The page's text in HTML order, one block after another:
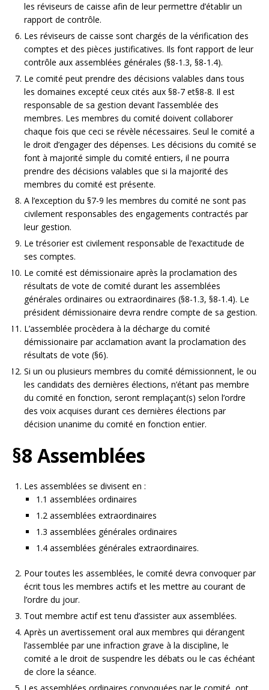
les réviseurs de caisse afin de leur permettre d’établir un
rapport de contrôle.
Les réviseurs de caisse sont chargés de la vérification des
comptes et des pièces justificatives. Ils font rapport de leur
contrôle aux assemblées générales (§8-1.3, §8-1.4).
Le comité peut prendre des décisions valables dans tous
les domaines excepté ceux cités aux §8-7 et§8-8. Il est
responsable de sa gestion devant l’assemblée des
membres. Les membres du comité doivent collaborer
chaque fois que ceci se révèle nécessaires. Seul le comité a
le droit d’engager des dépenses. Les décisions du comité se
font à majorité simple du comité entiers, il ne pourra
prendre des décisions valables que si la majorité des
membres du comité est présente.
A l’exception du §7-9 les membres du comité ne sont pas
civilement responsables des engagements contractés par
leur gestion.
Le trésorier est civilement responsable de l’exactitude de
ses comptes.
Le comité est démissionaire après la proclamation des
résultats de vote de comité durant les assemblées
générales ordinaires ou extraordinaires (§8-1.3, §8-1.4). Le
président démissionaire devra rendre compte de sa gestion.
L’assemblée procèdera à la décharge du comité
démissionaire par acclamation avant la proclamation des
résultats de vote (§6).
Si un ou plusieurs membres du comité démissionnent, le ou
les candidats des dernières élections, n’étant pas membre
du comité en fonction, seront remplaçant(s) selon l’ordre
des voix acquises durant ces dernières élections par
décision unanime du comité en fonction entier.
§8 Assemblées
Les assemblées se divisent en :
1.1 assemblées ordinaires
1.2 assemblées extraordinaires
1.3 assemblées générales ordinaires
1.4 assemblées générales extraordinaires.
Pour toutes les assemblées, le comité devra convoquer par
écrit tous les membres actifs et les mettre au courant de
l’ordre du jour.
Tout membre actif est tenu d’assister aux assemblées.
Après un avertissement oral aux membres qui dérangent
l’assemblée par une infraction grave à la discipline, le
comité a le droit de suspendre les débats ou le cas échéant
de clore la séance.